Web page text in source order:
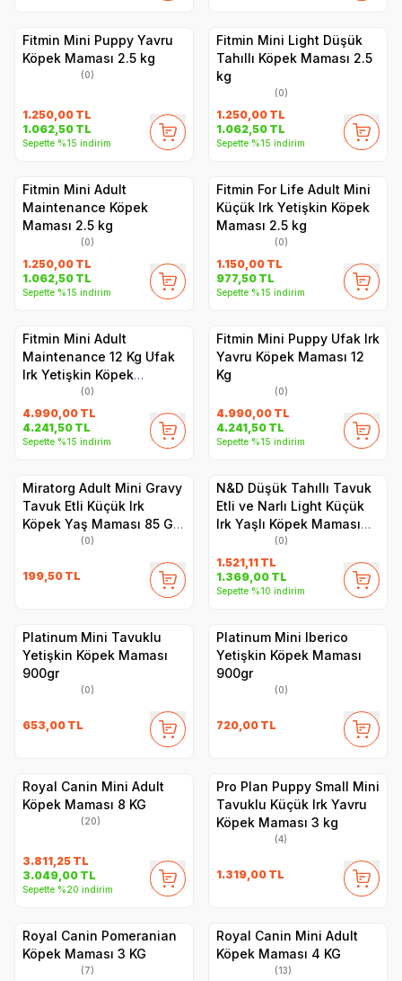
Fitmin Mini Puppy Yavru
Köpek Maması 2.5 kg
(0)
1.250,00 TL
1.062,50 TL
Sepette %15 indirim
Fitmin Mini Light Düşük
Tahıllı Köpek Maması 2.5
kg
(0)
1.250,00 TL
1.062,50 TL
Sepette %15 indirim
Fitmin Mini Adult
Maintenance Köpek
Maması 2.5 kg
(0)
1.250,00 TL
1.062,50 TL
Sepette %15 indirim
Fitmin For Life Adult Mini
Küçük Irk Yetişkin Köpek
Maması 2.5 kg
(0)
1.150,00 TL
977,50 TL
Sepette %15 indirim
Fitmin Mini Adult
Maintenance 12 Kg Ufak
Irk Yetişkin Köpek
(0)
4.990,00 TL
4.241,50 TL
Sepette %15 indirim
Fitmin Mini Puppy Ufak Irk
Yavru Köpek Maması 12
Kg
(0)
4.990,00 TL
4.241,50 TL
Sepette %15 indirim
Miratorg Adult Mini Gravy
Tavuk Etli Küçük Irk
Köpek Yaş Maması 85 Gr
(0)
199,50 TL
N&D Düşük Tahıllı Tavuk
Etli ve Narlı Light Küçük
Irk Yaşlı Köpek Maması
(0)
1.521,11 TL
1.369,00 TL
Sepette %10 indirim
Platinum Mini Tavuklu
Yetişkin Köpek Maması
900gr
(0)
653,00 TL
Platinum Mini Iberico
Yetişkin Köpek Maması
900gr
(0)
720,00 TL
Royal Canin Mini Adult
Köpek Maması 8 KG
(20)
3.811,25 TL
3.049,00 TL
Sepette %20 indirim
Pro Plan Puppy Small Mini
Tavuklu Küçük Irk Yavru
Köpek Maması 3 kg
(4)
1.319,00 TL
Royal Canin Pomeranian
Köpek Maması 3 KG
(7)
Royal Canin Mini Adult
Köpek Maması 4 KG
(13)